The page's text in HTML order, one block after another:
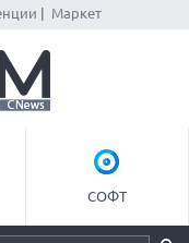
Маркет
СОФТ